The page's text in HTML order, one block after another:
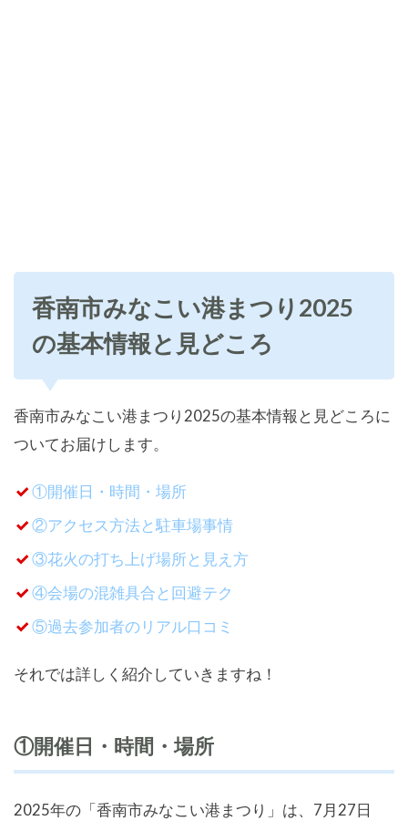
香南市みなこい港まつり2025
の基本情報と見どころ
香南市みなこい港まつり2025の基本情報と見どころに
ついてお届けします。
①開催日・時間・場所
②アクセス方法と駐車場事情
③花火の打ち上げ場所と見え方
④会場の混雑具合と回避テク
⑤過去参加者のリアル口コミ
それでは詳しく紹介していきますね！
①開催日・時間・場所
2025年の「香南市みなこい港まつり」は、7月27日